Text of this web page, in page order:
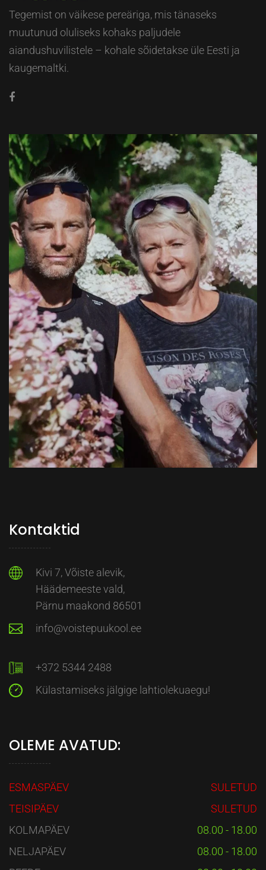
Tegemist on väikese pereäriga, mis tänaseks
muutunud oluliseks kohaks paljudele
aiandushuvilistele – kohale sõidetakse üle Eesti ja
kaugemaltki.
Kontaktid
Kivi 7, Võiste alevik,
Häädemeeste vald,
Pärnu maakond 86501
info@voistepuukool.ee
+372 5344 2488
Külastamiseks jälgige lahtiolekuaegu!
OLEME AVATUD:
ESMASPÄEV
SULETUD
TEISIPÄEV
SULETUD
KOLMAPÄEV
08.00 - 18.00
NELJAPÄEV
08.00 - 18.00